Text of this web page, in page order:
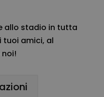
allo stadio in tutta
tuoi amici, al